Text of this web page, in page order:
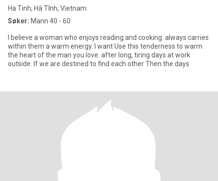
Ha Tinh, Hà Tĩnh, Vietnam
Søker: Mann 40 - 60
I believe a woman who enjoys reading and cooking. always carries
within them a warm energy. I want Use this tenderness to warm
the heart of the man you love. after long, tiring days at work
outside. If we are destined to find each other Then the days